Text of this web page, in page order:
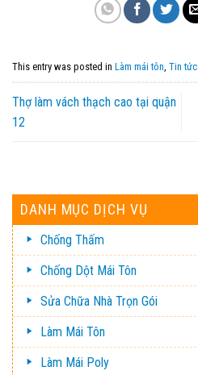
This entry was posted in Làm mái tôn Tin tức
Thợ làm vách thạch cao tại quận
12
DANH MỤC DỊCH VỤ
Chống Thấm
Chống Dột Mái Tôn
Sửa Chữa Nhà Trọn Gói
Làm Mái Tôn
Làm Mái Poly